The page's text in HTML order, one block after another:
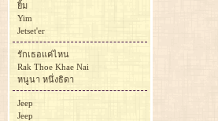
ยิ้ม
Yim
Jetset'er
รักเธอแค่ไหน
Rak Thoe Khae Nai
หนูนา หนึ่งธิดา
Jeep
Jeep